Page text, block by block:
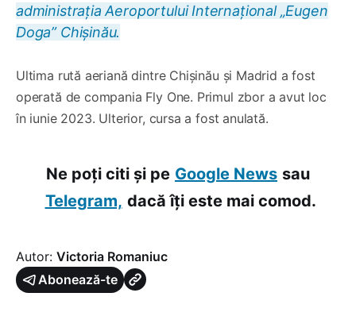
administrația Aeroportului Internațional „Eugen
Doga” Chișinău.
Ultima rută aeriană dintre Chișinău și Madrid a fost
operată de compania Fly One. Primul zbor a avut loc
în iunie 2023. Ulterior, cursa a fost anulată.
Ne poți citi și pe Google News sau
Telegram, dacă îți este mai comod.
Autor: Victoria Romaniuc
Abonează-te